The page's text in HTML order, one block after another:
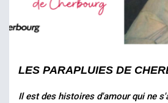
LES PARAPLUIES DE
Il est des histoires d'amour qui ne